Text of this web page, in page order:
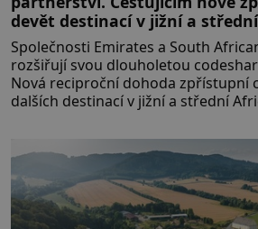
devět destinací v jižní a
Společnosti Emirates a South
rozšiřují svou dlouholetou
Nová reciproční dohoda zpřístupní
dalších destinací v jižní a střední